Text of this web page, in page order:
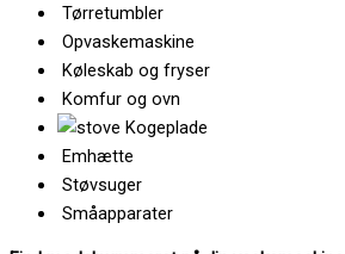
Tørretumbler
Opvaskemaskine
Køleskab og fryser
Komfur og ovn
Kogeplade
Emhætte
Støvsuger
Småapparater